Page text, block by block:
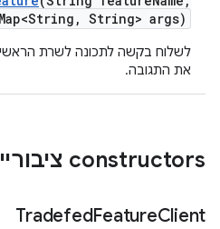
Map<String , String> args)
לשלוח בקשה לתכונה לשרת הראשי
את התגובה.
‫constructors ציבוריים
TradefedFeatureClient